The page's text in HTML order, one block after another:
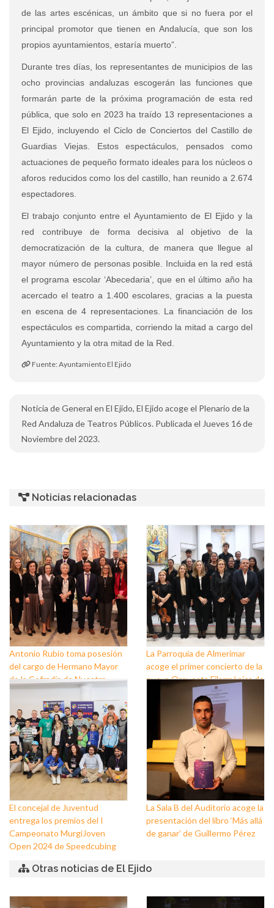
de las artes escénicas, un ámbito que si no fuera por el
principal promotor que tienen en Andalucía, que son los
propios ayuntamientos, estaría muerto”.
Durante tres días, los representantes de municipios de las
ocho provincias andaluzas escogerán las funciones que
formarán parte de la próxima programación de esta red
pública, que solo en 2023 ha traído 13 representaciones a
El Ejido, incluyendo el Ciclo de Conciertos del Castillo de
Guardias Viejas. Estos espectáculos, pensados como
actuaciones de pequeño formato ideales para los núcleos o
aforos reducidos como los del castillo, han reunido a 2.674
espectadores.
El trabajo conjunto entre el Ayuntamiento de El Ejido y la
red contribuye de forma decisiva al objetivo de la
democratización de la cultura, de manera que llegue al
mayor número de personas posible. Incluida en la red está
el programa escolar ‘Abecedaria’, que en el último año ha
acercado el teatro a 1.400 escolares, gracias a la puesta
en escena de 4 representaciones. La financiación de los
espectáculos es compartida, corriendo la mitad a cargo del
Ayuntamiento y la otra mitad de la Red.
Fuente: Ayuntamiento El Ejido
Noticia de General en El Ejido, El Ejido acoge el Plenario de la
Red Andaluza de Teatros Públicos. Publicada el Jueves 16 de
Noviembre del 2023.
Noticias relacionadas
Antonio Rubio toma posesión
del cargo de Hermano Mayor
de la Cofradía de Nuestro
Padre Jesús Nazareno y
Nuestra Señora de los Dolores
de Balerma
La Parroquia de Almerimar
acoge el primer concierto de la
nueva Orquesta Filarmónica de
El concejal de Juventud
entrega los premios del I
Campeonato MurgiJoven
Open 2024 de Speedcubing
La Sala B del Auditorio acoge la
presentación del libro ‘Más allá
de ganar’ de Guillermo Pérez
Otras noticias de El Ejido